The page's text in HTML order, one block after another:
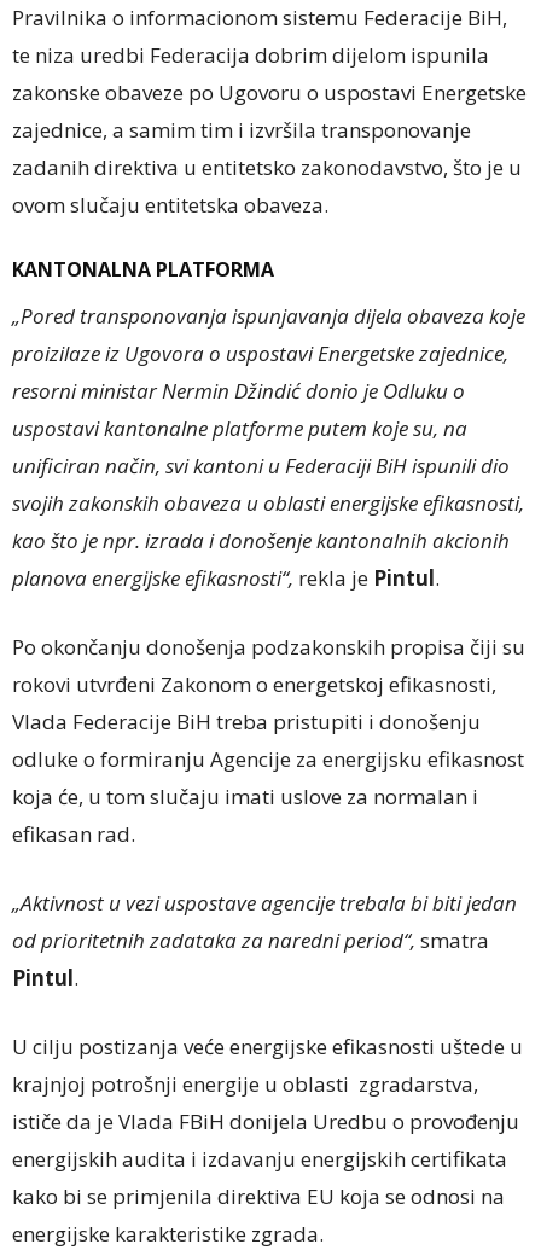
Pravilnika o informacionom sistemu Federacije BiH,
te niza uredbi Federacija dobrim dijelom ispunila
zakonske obaveze po Ugovoru o uspostavi Energetske
zajednice, a samim tim i izvršila transponovanje
zadanih direktiva u entitetsko zakonodavstvo, što je u
ovom slučaju entitetska obaveza.
KANTONALNA PLATFORMA
„Pored transponovanja ispunjavanja dijela obaveza koje
proizilaze iz Ugovora o uspostavi Energetske zajednice,
resorni ministar Nermin Džindić donio je Odluku o
uspostavi kantonalne platforme putem koje su, na
unificiran način, svi kantoni u Federaciji BiH ispunili dio
svojih zakonskih obaveza u oblasti energijske efikasnosti,
kao što je npr. izrada i donošenje kantonalnih akcionih
planova energijske efikasnosti“, rekla je Pintul.
Po okončanju donošenja podzakonskih propisa čiji su
rokovi utvrđeni Zakonom o energetskoj efikasnosti,
Vlada Federacije BiH treba pristupiti i donošenju
odluke o formiranju Agencije za energijsku efikasnost
koja će, u tom slučaju imati uslove za normalan i
efikasan rad.
„Aktivnost u vezi uspostave agencije trebala bi biti jedan
od prioritetnih zadataka za naredni period“, smatra
Pintul.
U cilju postizanja veće energijske efikasnosti uštede u
krajnjoj potrošnji energije u oblasti zgradarstva,
ističe da je Vlada FBiH donijela Uredbu o provođenju
energijskih audita i izdavanju energijskih certifikata
kako bi se primjenila direktiva EU koja se odnosi na
energijske karakteristike zgrada.